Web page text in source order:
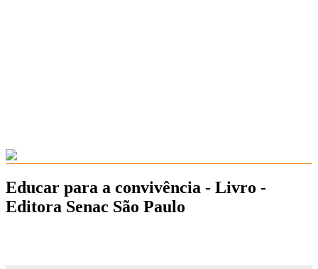
Educar para a convivência - Livro -
Editora Senac São Paulo